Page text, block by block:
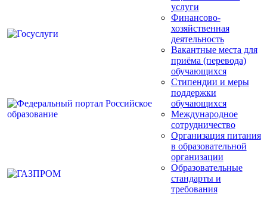
услуги
Финансово-
хозяйственная
деятельность
Вакантные места для
приёма (перевода)
обучающихся
Стипендии и меры
поддержки
обучающихся
Международное
сотрудничество
Организация питания
в образовательной
организации
Образовательные
стандарты и
требования